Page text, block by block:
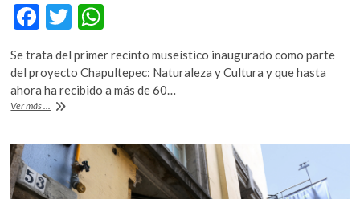
F
ac
e
b
o
o
k
T
w
itt
er
at
s
p
p
Se trata del primer recinto museístico inaugurado como parte
del proyecto Chapultepec: Naturaleza y Cultura y que hasta
ahora ha recibido a más de 60…
Ver más ... El
Presidencial
Lázaro
Cárdenas,
a